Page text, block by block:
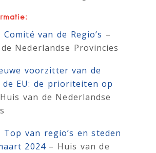
Comité van de Regio’s –
Nederlandse Provincies
voorzitter van de
de EU: de prioriteiten op
van de Nederlandse
Top van regio’s en steden
2024– Huis van de